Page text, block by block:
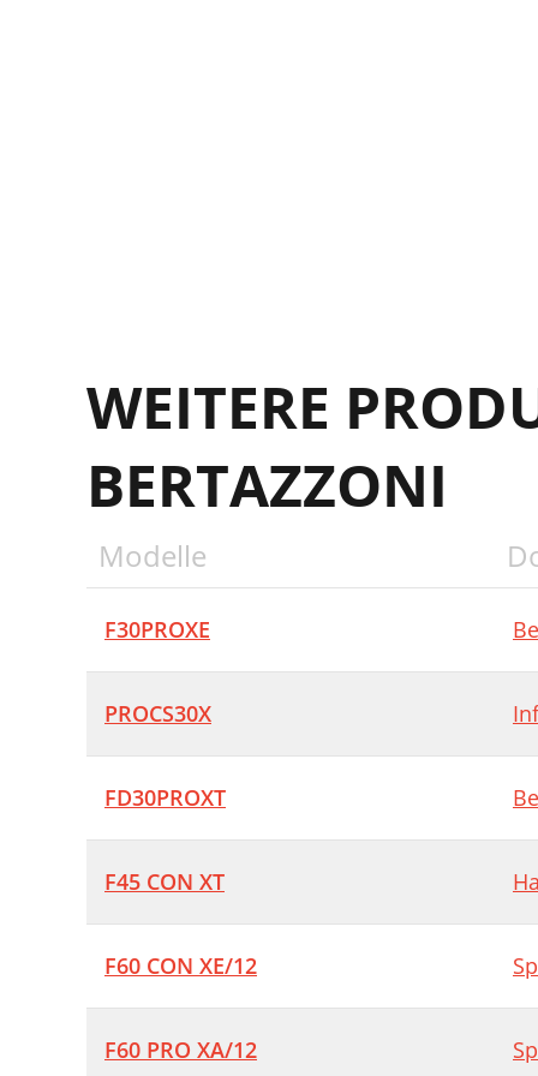
WEITERE
BERTAZZONI
Modelle
F30PROXE
PROCS30X
FD30PROXT
F45 CON XT
F60 CON XE/12
F60 PRO XA/12